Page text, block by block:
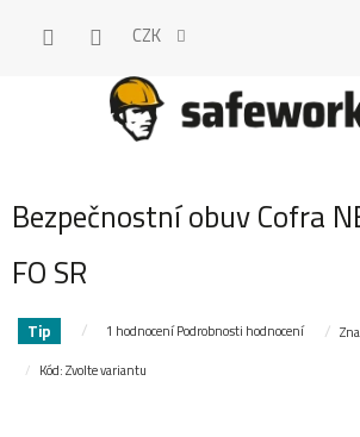
CZK
Bezpečnostní obuv Cofra
FO SR
Tip
Průměrné
1 hodnoceníPodrobnosti hodnocení
Kód:Zvolte variantu